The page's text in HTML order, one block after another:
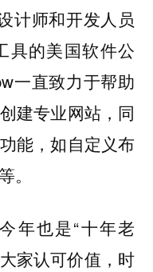
计师和开发人员
具的美国软件公
一直致力于帮助
建专业网站，同
能，如自定义布
。
年也是“十年老
家认可价值，时